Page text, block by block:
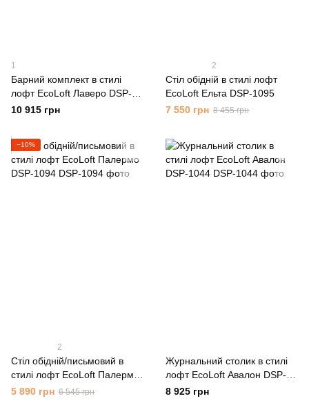
1
Барний комплект в стилі
лофт EcoLoft Лаверо DSP-
1323
10 915 грн
2
Стіл обідній в стилі лофт
EcoLoft Ельта DSP-1095
7 550 грн 8 455 грн
−10%
2
Стіл обідній/письмовий в
стилі лофт EcoLoft Палермо
DSP-1094
5 890 грн 6 545 грн
Журнальний столик в стилі
лофт EcoLoft Авалон DSP-
1044
8 925 грн